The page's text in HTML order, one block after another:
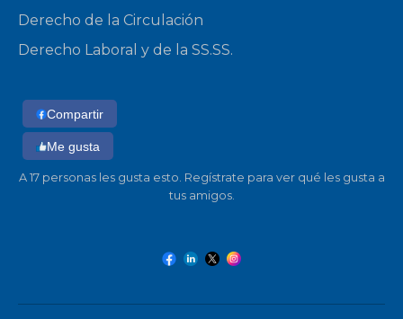
Derecho de la Circulación
Derecho Laboral y de la SS.SS.
Compartir
Me gusta
A 17 personas les gusta esto. Regístrate para ver qué les gusta a
tus amigos.